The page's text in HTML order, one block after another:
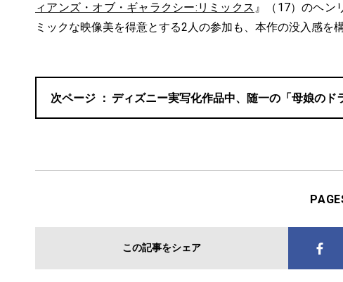
ィアンズ・オブ・ギャラクシー:リミックス 』（17）のヘン
ミックな映像美を得意とする2人の参加も、本作の没入感を
ディズニー実写化作品中、随一の「母娘のド
この記事をシェア